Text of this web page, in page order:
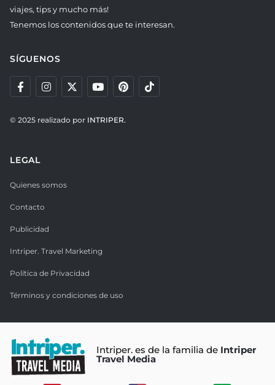
viajes, tips y mucho más!
Tenemos los contenidos que te interesan.
SÍGUENOS
© 2025 realizado por INTRIPER.
LEGAL
Quienes somos
Contacto
Publicidad
Intriper. Travel Marketing
Política de Privacidad
Términos y condiciones de uso
Intriper. es de la familia de Intriper
Travel Media